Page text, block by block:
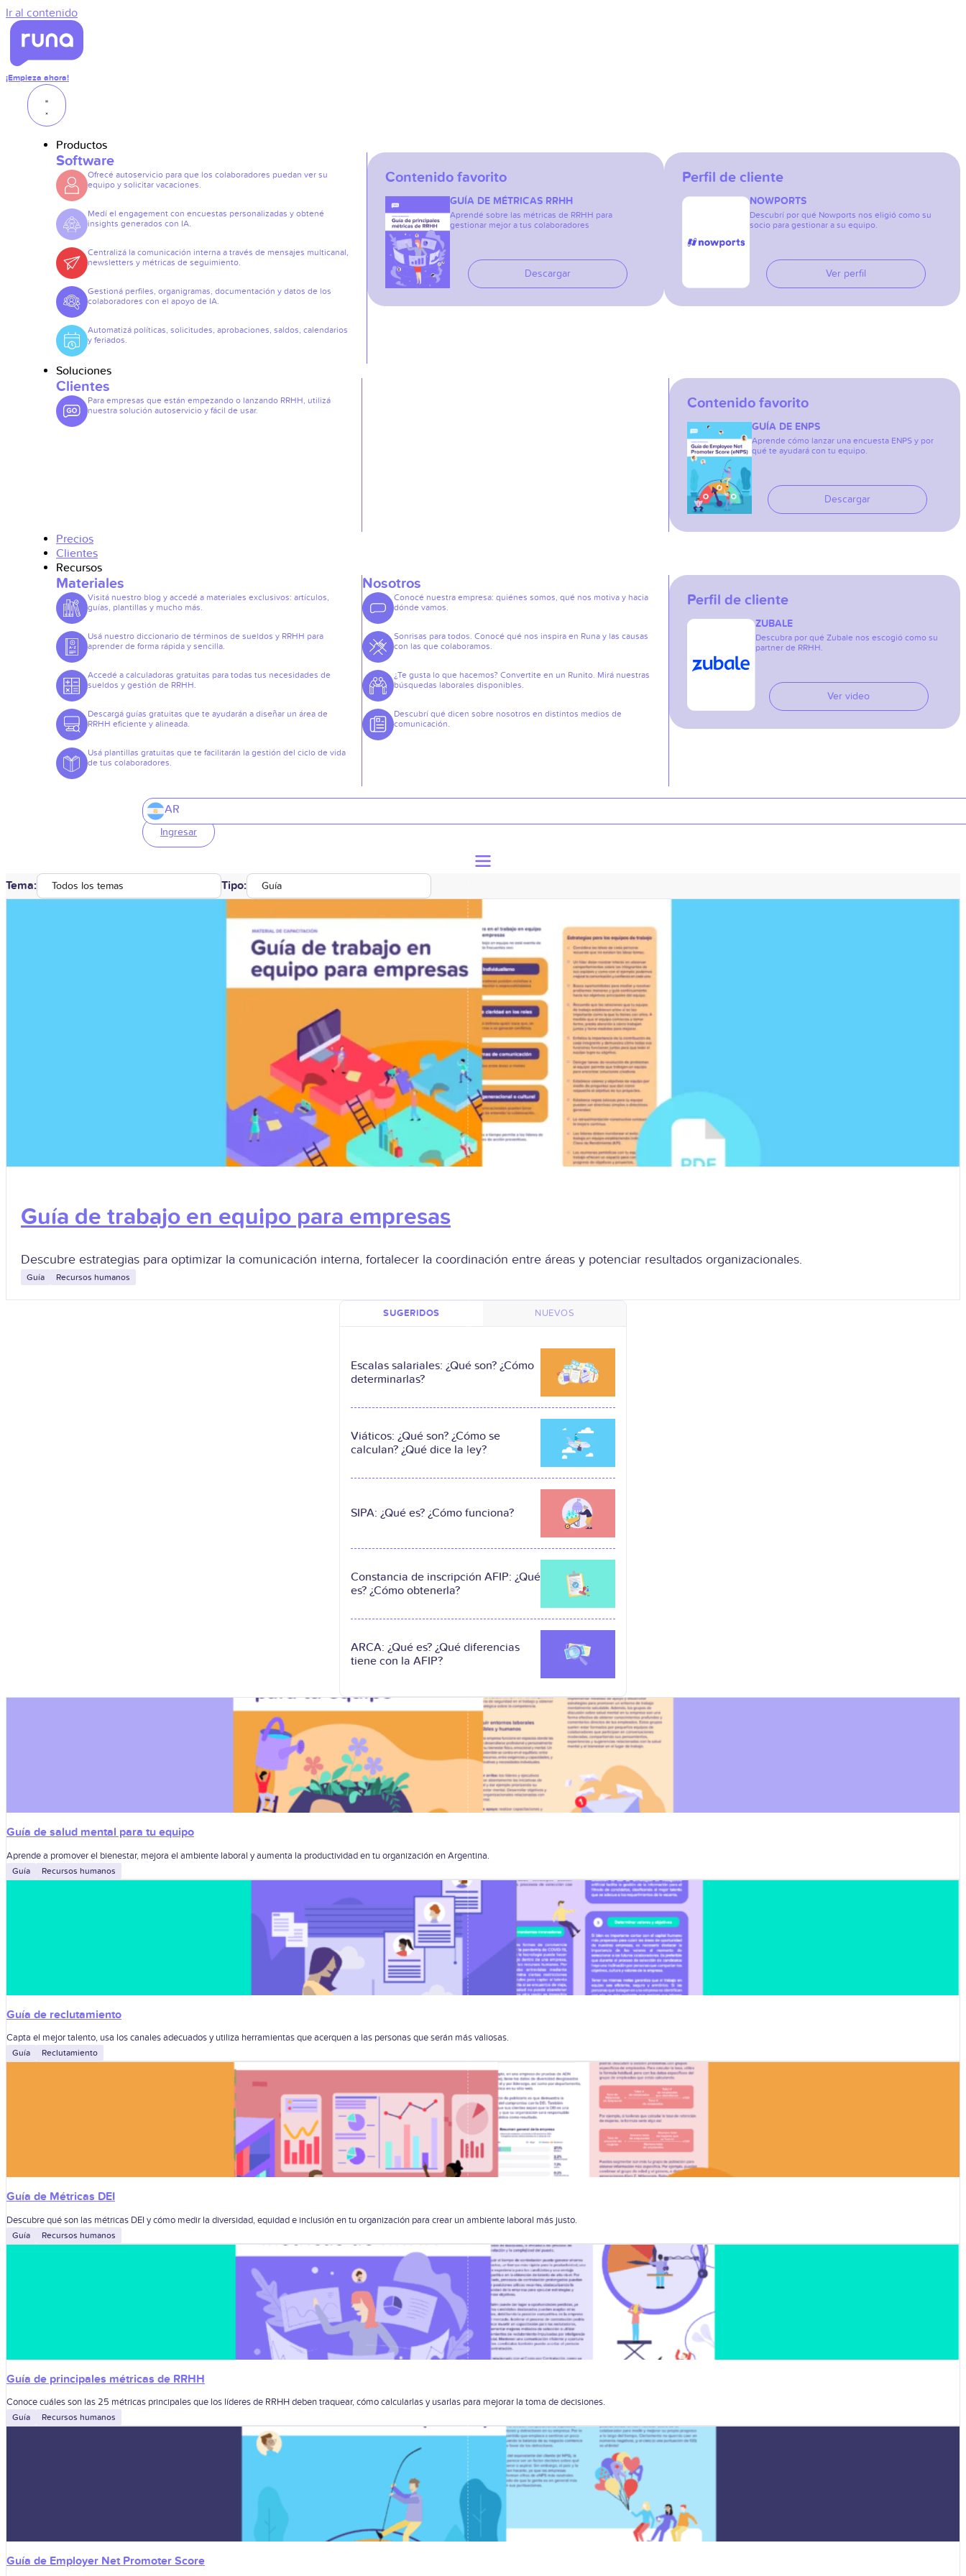
Ir al contenido
¡Empieza ahora!
Productos
Software
Ofrecé autoservicio para que los colaboradores puedan ver su
equipo y solicitar vacaciones.
Medí el engagement con encuestas personalizadas y obtené
insights generados con IA.
Centralizá la comunicación interna a través de mensajes multicanal,
newsletters y métricas de seguimiento.
Gestioná perfiles, organigramas, documentación y datos de los
colaboradores con el apoyo de IA.
Automatizá políticas, solicitudes, aprobaciones, saldos, calendarios
y feriados.
Contenido favorito
GUÍA DE MÉTRICAS RRHH
Aprendé sobre las métricas de RRHH para
gestionar mejor a tus colaboradores
Descargar
Perfil de cliente
NOWPORTS
Descubrí por qué Nowports nos eligió como su
socio para gestionar a su equipo.
Ver perfil
Soluciones
Clientes
Para empresas que están empezando o lanzando RRHH, utilizá
nuestra solución autoservicio y fácil de usar.
Contenido favorito
GUÍA DE ENPS
Aprende cómo lanzar una encuesta ENPS y por
qué te ayudará con tu equipo.
Descargar
Precios
Clientes
Recursos
Materiales
Visitá nuestro blog y accedé a materiales exclusivos: artículos,
guías, plantillas y mucho más.
Usá nuestro diccionario de términos de sueldos y RRHH para
aprender de forma rápida y sencilla.
Accedé a calculadoras gratuitas para todas tus necesidades de
sueldos y gestión de RRHH.
Descargá guías gratuitas que te ayudarán a diseñar un área de
RRHH eficiente y alineada.
Usá plantillas gratuitas que te facilitarán la gestión del ciclo de vida
de tus colaboradores.
Nosotros
Conocé nuestra empresa: quiénes somos, qué nos motiva y hacia
dónde vamos.
Sonrisas para todos. Conocé qué nos inspira en Runa y las causas
con las que colaboramos.
¿Te gusta lo que hacemos? Convertite en un Runito. Mirá nuestras
búsquedas laborales disponibles.
Descubrí qué dicen sobre nosotros en distintos medios de
comunicación.
Perfil de cliente
ZUBALE
Descubra por qué Zubale nos escogió como su
partner de RRHH.
Ver video
AR
Ingresar
Tema: Todos los temas Tipo: Guía
Guía de trabajo en equipo para empresas
Descubre estrategias para optimizar la comunicación interna, fortalecer la coordinación entre áreas y potenciar resultados organizacionales.
Guía Recursos humanos
SUGERIDOS NUEVOS
Escalas salariales: ¿Qué son? ¿Cómo
determinarlas?
Viáticos: ¿Qué son? ¿Cómo se
calculan? ¿Qué dice la ley?
SIPA: ¿Qué es? ¿Cómo funciona?
Constancia de inscripción AFIP: ¿Qué
es? ¿Cómo obtenerla?
ARCA: ¿Qué es? ¿Qué diferencias
tiene con la AFIP?
Guía de salud mental para tu equipo
Aprende a promover el bienestar, mejora el ambiente laboral y aumenta la productividad en tu organización en Argentina.
Guía Recursos humanos
Guía de reclutamiento
Capta el mejor talento, usa los canales adecuados y utiliza herramientas que acerquen a las personas que serán más valiosas.
Guía Reclutamiento
Guía de Métricas DEI
Descubre qué son las métricas DEI y cómo medir la diversidad, equidad e inclusión en tu organización para crear un ambiente laboral más justo.
Guía Recursos humanos
Guía de principales métricas de RRHH
Conoce cuáles son las 25 métricas principales que los líderes de RRHH deben traquear, cómo calcularlas y usarlas para mejorar la toma de decisiones.
Guía Recursos humanos
Guía de Employer Net Promoter Score